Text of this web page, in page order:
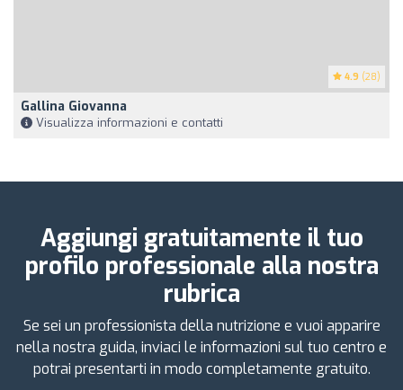
4.9 (28)
Gallina Giovanna
Visualizza informazioni e contatti
Aggiungi gratuitamente il tuo
profilo professionale alla nostra
rubrica
Se sei un professionista della nutrizione e vuoi apparire
nella nostra guida, inviaci le informazioni sul tuo centro e
potrai presentarti in modo completamente gratuito.